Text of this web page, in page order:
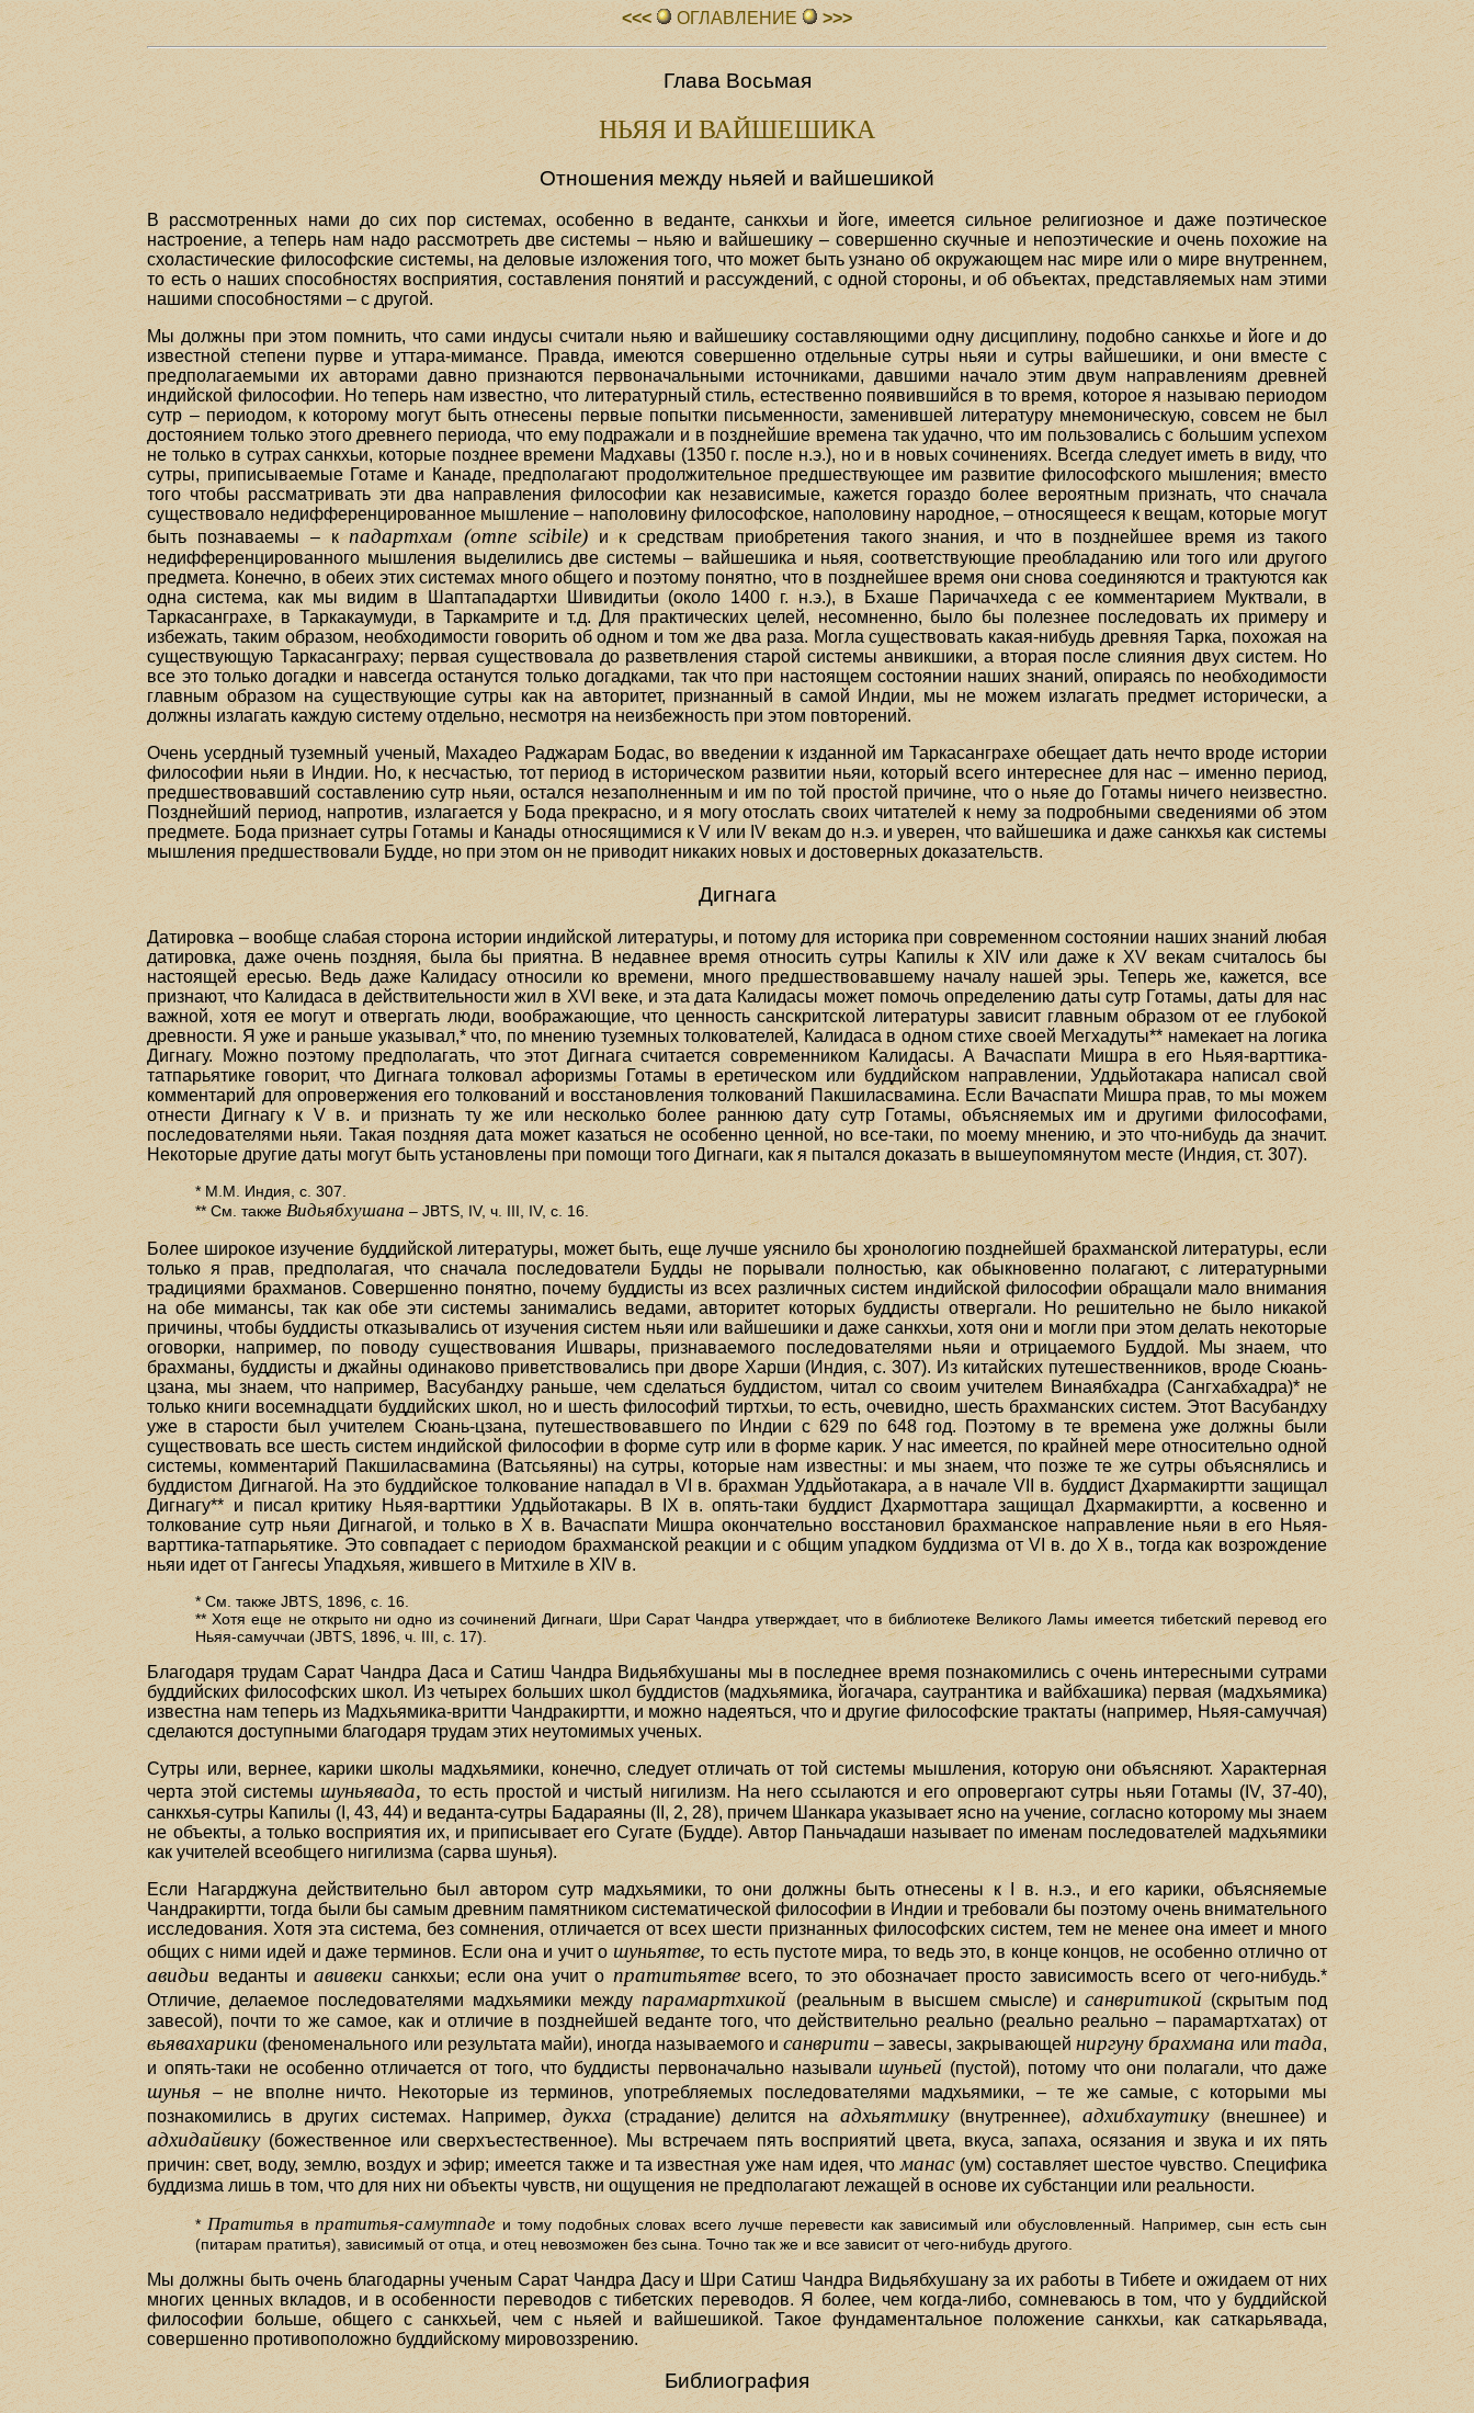
<<< ОГЛАВЛЕHИЕ >>>
Глава Восьмая
НЬЯЯ И ВАЙШЕШИКА
Отношения между ньяей и вайшешикой
В рассмотренных нами до сих пор системах, особенно в веданте, санкхьи и йоге, имеется сильное религиозное и даже поэтическое
настроение, а теперь нам надо рассмотреть две системы – ньяю и вайшешику – совершенно скучные и непоэтические и очень похожие на
схоластические философские системы, на деловые изложения того, что может быть узнано об окружающем нас мире или о мире внутреннем,
то есть о наших способностях восприятия, составления понятий и рассуждений, с одной стороны, и об объектах, представляемых нам этими
нашими способностями – с другой.
Мы должны при этом помнить, что сами индусы считали ньяю и вайшешику составляющими одну дисциплину, подобно санкхье и йоге и до
известной степени пурве и уттара-мимансе. Правда, имеются совершенно отдельные сутры ньяи и сутры вайшешики, и они вместе с
предполагаемыми их авторами давно признаются первоначальными источниками, давшими начало этим двум направлениям древней
индийской философии. Но теперь нам известно, что литературный стиль, естественно появившийся в то время, которое я называю периодом
сутр – периодом, к которому могут быть отнесены первые попытки письменности, заменившей литературу мнемоническую, совсем не был
достоянием только этого древнего периода, что ему подражали и в позднейшие времена так удачно, что им пользовались с большим успехом
не только в сутрах санкхьи, которые позднее времени Мадхавы (1350 г. после н.э.), но и в новых сочинениях. Всегда следует иметь в виду, что
сутры, приписываемые Готаме и Канаде, предполагают продолжительное предшествующее им развитие философского мышления; вместо
того чтобы рассматривать эти два направления философии как независимые, кажется гораздо более вероятным признать, что сначала
существовало недифференцированное мышление – наполовину философское, наполовину народное, – относящееся к вещам, которые могут
быть познаваемы – кпадартхам (omne scibile)и к средствам приобретения такого знания, и что в позднейшее время из такого
недифференцированного мышления выделились две системы – вайшешика и ньяя, соответствующие преобладанию или того или другого
предмета. Конечно, в обеих этих системах много общего и поэтому понятно, что в позднейшее время они снова соединяются и трактуются как
одна система, как мы видим в Шаптападартхи Шивидитьи (около 1400 г. н.э.), в Бхаше Паричачхеда с ее комментарием Муктвали, в
Таркасанграхе, в Таркакаумуди, в Таркамрите и т.д. Для практических целей, несомненно, было бы полезнее последовать их примеру и
избежать, таким образом, необходимости говорить об одном и том же два раза. Могла существовать какая-нибудь древняя Тарка, похожая на
существующую Таркасанграху; первая существовала до разветвления старой системы анвикшики, а вторая после слияния двух систем. Но
все это только догадки и навсегда останутся только догадками, так что при настоящем состоянии наших знаний, опираясь по необходимости
главным образом на существующие сутры как на авторитет, признанный в самой Индии, мы не можем излагать предмет исторически, а
должны излагать каждую систему отдельно, несмотря на неизбежность при этом повторений.
Очень усердный туземный ученый, Махадео Раджарам Бодас, во введении к изданной им Таркасанграхе обещает дать нечто вроде истории
философии ньяи в Индии. Но, к несчастью, тот период в историческом развитии ньяи, который всего интереснее для нас – именно период,
предшествовавший составлению сутр ньяи, остался незаполненным и им по той простой причине, что о ньяе до Готамы ничего неизвестно.
Позднейший период, напротив, излагается у Бода прекрасно, и я могу отослать своих читателей к нему за подробными сведениями об этом
предмете. Бода признает сутры Готамы и Канады относящимися к V или IV векам до н.э. и уверен, что вайшешика и даже санкхья как системы
мышления предшествовали Будде, но при этом он не приводит никаких новых и достоверных доказательств.
Дигнага
Датировка – вообще слабая сторона истории индийской литературы, и потому для историка при современном состоянии наших знаний любая
датировка, даже очень поздняя, была бы приятна. В недавнее время относить сутры Капилы к XIV или даже к XV векам считалось бы
настоящей ересью. Ведь даже Калидасу относили ко времени, много предшествовавшему началу нашей эры. Теперь же, кажется, все
признают, что Калидаса в действительности жил в XVI веке, и эта дата Калидасы может помочь определению даты сутр Готамы, даты для нас
важной, хотя ее могут и отвергать люди, воображающие, что ценность санскритской литературы зависит главным образом от ее глубокой
древности. Я уже и раньше указывал,* что, по мнению туземных толкователей, Калидаса в одном стихе своей Мегхадуты** намекает на логика
Дигнагу. Можно поэтому предполагать, что этот Дигнага считается современником Калидасы. А Вачаспати Мишра в его Ньяя-варттика-
татпарьятике говорит, что Дигнага толковал афоризмы Готамы в еретическом или буддийском направлении, Уддьйотакара написал свой
комментарий для опровержения его толкований и восстановления толкований Пакшиласвамина. Если Вачаспати Мишра прав, то мы можем
отнести Дигнагу к V в. и признать ту же или несколько более раннюю дату сутр Готамы, объясняемых им и другими философами,
последователями ньяи. Такая поздняя дата может казаться не особенно ценной, но все-таки, по моему мнению, и это что-нибудь да значит.
Некоторые другие даты могут быть установлены при помощи того Дигнаги, как я пытался доказать в вышеупомянутом месте (Индия, ст. 307).
* М.М. Индия, с. 307.
** См. такжеВидьябхушана – JBTS, IV, ч. III, IV, с. 16.
Более широкое изучение буддийской литературы, может быть, еще лучше уяснило бы хронологию позднейшей брахманской литературы, если
только я прав, предполагая, что сначала последователи Будды не порывали полностью, как обыкновенно полагают, с литературными
традициями брахманов. Совершенно понятно, почему буддисты из всех различных систем индийской философии обращали мало внимания
на обе мимансы, так как обе эти системы занимались ведами, авторитет которых буддисты отвергали. Но решительно не было никакой
причины, чтобы буддисты отказывались от изучения систем ньяи или вайшешики и даже санкхьи, хотя они и могли при этом делать некоторые
оговорки, например, по поводу существования Ишвары, признаваемого последователями ньяи и отрицаемого Буддой. Мы знаем, что
брахманы, буддисты и джайны одинаково приветствовались при дворе Харши (Индия, с. 307). Из китайских путешественников, вроде Сюань-
цзана, мы знаем, что например, Васубандху раньше, чем сделаться буддистом, читал со своим учителем Винаябхадра (Сангхабхадра)* не
только книги восемнадцати буддийских школ, но и шесть философий тиртхьи, то есть, очевидно, шесть брахманских систем. Этот Васубандху
уже в старости был учителем Сюань-цзана, путешествовавшего по Индии с 629 по 648 год. Поэтому в те времена уже должны были
существовать все шесть систем индийской философии в форме сутр или в форме карик. У нас имеется, по крайней мере относительно одной
системы, комментарий Пакшиласвамина (Ватсьяяны) на сутры, которые нам известны: и мы знаем, что позже те же сутры объяснялись и
буддистом Дигнагой. На это буддийское толкование нападал в VI в. брахман Уддьйотакара, а в начале VII в. буддист Дхармакиртти защищал
Дигнагу** и писал критику Ньяя-варттики Уддьйотакары. В IX в. опять-таки буддист Дхармоттара защищал Дхармакиртти, а косвенно и
толкование сутр ньяи Дигнагой, и только в X в. Вачаспати Мишра окончательно восстановил брахманское направление ньяи в его Ньяя-
варттика-татпарьятике. Это совпадает с периодом брахманской реакции и с общим упадком буддизма от VI в. до X в., тогда как возрождение
ньяи идет от Гангесы Упадхьяя, жившего в Митхиле в XIV в.
* См. также JBTS, 1896, с. 16.
** Хотя еще не открыто ни одно из сочинений Дигнаги, Шри Сарат Чандра утверждает, что в библиотеке Великого Ламы имеется тибетский перевод его
Ньяя-самуччаи (JBTS, 1896, ч. III, с. 17).
Благодаря трудам Сарат Чандра Даса и Сатиш Чандра Видьябхушаны мы в последнее время познакомились с очень интересными сутрами
буддийских философских школ. Из четырех больших школ буддистов (мадхьямика, йогачара, саутрантика и вайбхашика) первая (мадхьямика)
известна нам теперь из Мадхьямика-вритти Чандракиртти, и можно надеяться, что и другие философские трактаты (например, Ньяя-самуччая)
сделаются доступными благодаря трудам этих неутомимых ученых.
Сутры или, вернее, карики школы мадхьямики, конечно, следует отличать от той системы мышления, которую они объясняют. Характерная
черта этой системышуньявада, то есть простой и чистый нигилизм. На него ссылаются и его опровергают сутры ньяи Готамы (IV, 37-40),
санкхья-сутры Капилы (I, 43, 44) и веданта-сутры Бадараяны (II, 2, 28), причем Шанкара указывает ясно на учение, согласно которому мы знаем
не объекты, а только восприятия их, и приписывает его Сугате (Будде). Автор Паньчадаши называет по именам последователей мадхьямики
как учителей всеобщего нигилизма (сарва шунья).
Если Нагарджуна действительно был автором сутр мадхьямики, то они должны быть отнесены к I в. н.э., и его карики, объясняемые
Чандракиртти, тогда были бы самым древним памятником систематической философии в Индии и требовали бы поэтому очень внимательного
исследования. Хотя эта система, без сомнения, отличается от всех шести признанных философских систем, тем не менее она имеет и много
общих с ними идей и даже терминов. Если она и учит о шуньятве, то есть пустоте мира, то ведь это, в конце концов, не особенно отлично от
авидьи веданты иавивеки санкхьи; если она учит о пратитьятвевсего, то это обозначает просто зависимость всего от чего-нибудь.*
Отличие, делаемое последователями мадхьямики междупарамартхикой (реальным в высшем смысле) и санвритикой (скрытым под
завесой), почти то же самое, как и отличие в позднейшей веданте того, что действительно реально (реально реально – парамартхатах) от
вьявахарики (феноменального или результата майи), иногда называемого исанврити – завесы, закрывающейниргуну брахмана или тада,
и опять-таки не особенно отличается от того, что буддисты первоначально называлишуньей (пустой), потому что они полагали, что даже
шунья – не вполне ничто. Некоторые из терминов, употребляемых последователями мадхьямики, – те же самые, с которыми мы
познакомились в других системах. Например, дукха (страдание) делится на адхьятмику(внутреннее),адхибхаутику(внешнее) и
адхидайвику(божественное или сверхъестественное). Мы встречаем пять восприятий цвета, вкуса, запаха, осязания и звука и их пять
причин: свет, воду, землю, воздух и эфир; имеется также и та известная уже нам идея, чтоманас(ум) составляет шестое чувство. Специфика
буддизма лишь в том, что для них ни объекты чувств, ни ощущения не предполагают лежащей в основе их субстанции или реальности.
*Пратитья в пратитья-самутпадеи тому подобных словах всего лучше перевести как зависимый или обусловленный. Например, сын есть сын
(питарам пратитья), зависимый от отца, и отец невозможен без сына. Точно так же и все зависит от чего-нибудь другого.
Мы должны быть очень благодарны ученым Сарат Чандра Дасу и Шри Сатиш Чандра Видьябхушану за их работы в Тибете и ожидаем от них
многих ценных вкладов, и в особенности переводов с тибетских переводов. Я более, чем когда-либо, сомневаюсь в том, что у буддийской
философии больше, общего с санкхьей, чем с ньяей и вайшешикой. Такое фундаментальное положение санкхьи, как саткарьявада,
совершенно противоположно буддийскому мировоззрению.
Библиография